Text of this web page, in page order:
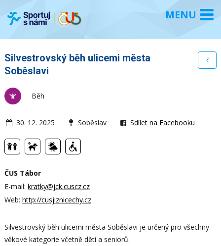
Silvestrovský běh ulicemi města
Soběslavi
Běh
30. 12. 2025 Soběslav Sdílet na Facebooku
ČUS Tábor
E-mail: kratky@jck.cuscz.cz
Web: http://cusjiznicechy.cz
Silvestrovský běh ulicemi města Soběslavi je určený pro všechny
věkové kategorie včetně dětí a seniorů.